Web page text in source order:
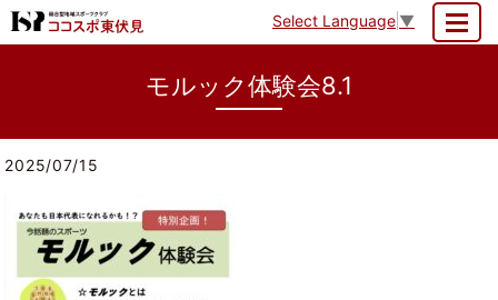
Select Language ▼
モルック体験会8.1
2025/07/15